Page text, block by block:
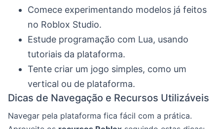
Comece experimentando modelos já feitos
no Roblox Studio.
Estude programação com Lua, usando
tutoriais da plataforma.
Tente criar um jogo simples, como um
vertical ou de plataforma.
Dicas de Navegação e Recursos Utilizáveis
Navegar pela plataforma fica fácil com a prática.